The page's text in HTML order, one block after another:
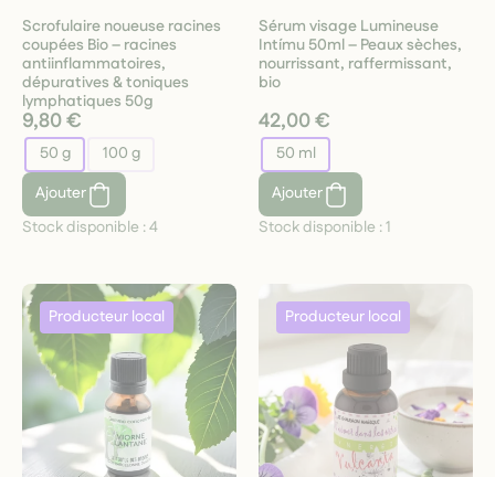
Scrofulaire noueuse racines
coupées Bio – racines
antiinflammatoires,
dépuratives & toniques
lymphatiques 50g
9,80 €
50 g
100 g
Ajouter
Stock disponible :4
Sérum visage Lumineuse
Intímu 50ml – Peaux sèches,
nourrissant, raffermissant,
bio
42,00 €
50 ml
Ajouter
Stock disponible :1